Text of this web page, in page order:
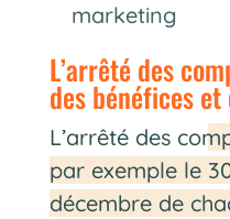
marketing
L’arrêté des
des bénéfices
L’arrêté des
par exemple le
décembre de